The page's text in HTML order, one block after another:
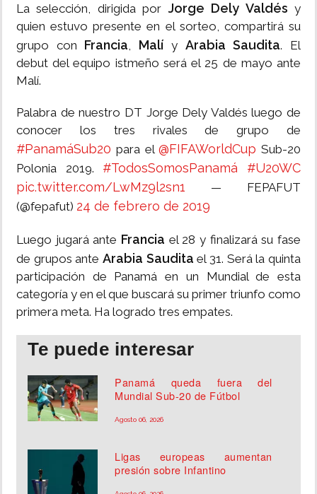
La selección, dirigida por Jorge Dely Valdés y
quien estuvo presente en el sorteo, compartirá su
grupo con Francia, Malí y Arabia Saudita. El
debut del equipo istmeño será el 25 de mayo ante
Malí.
Palabra de nuestro DT Jorge Dely Valdés luego de
conocer los tres rivales de grupo de
#PanamáSub20 para el@FIFAWorldCup Sub-20
Polonia 2019. #TodosSomosPanamá
#U20WC
pic.twitter.com/LwMz9l2sn1 — FEPAFUT
(@fepafut) 24 de febrero de 2019
Luego jugará ante Francia el 28 y finalizará su fase
de grupos ante Arabia Saudita el 31. Será la quinta
participación de Panamá en un Mundial de esta
categoría y en el que buscará su primer triunfo como
primera meta. Ha logrado tres empates.
Te puede interesar
Panamá queda fuera del
Mundial Sub-20 de Fútbol
Agosto 06, 2026
Ligas europeas aumentan
presión sobre Infantino